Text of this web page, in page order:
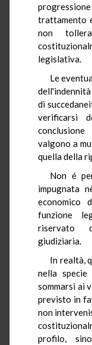
trattamento
non
legislativa.
Le
di
verificarsi
valgono a
quella della
Non é
impugnata
economico
funzione
riservato
giudiziaria.
In realtà,
nella
sommarsi ai
previsto in
non
profilo,